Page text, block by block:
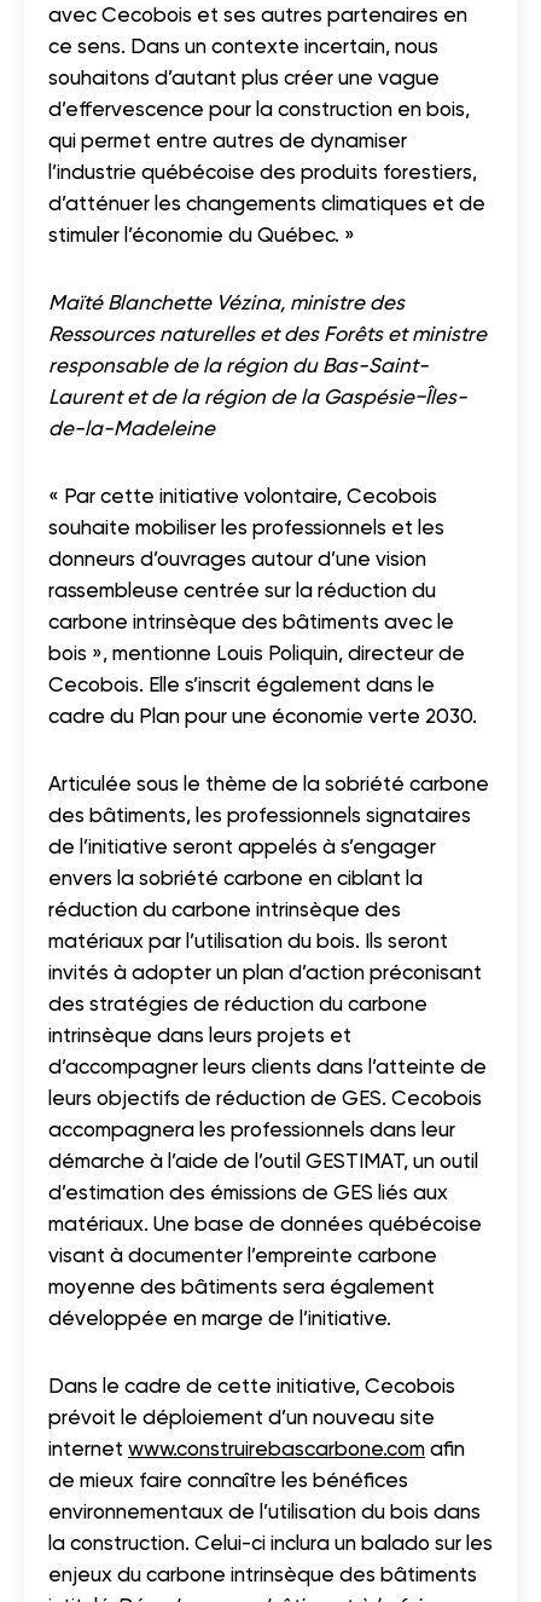
avec Cecobois et ses autres partenaires en
ce sens. Dans un contexte incertain, nous
souhaitons d’autant plus créer une vague
d’effervescence pour la construction en bois,
qui permet entre autres de dynamiser
l’industrie québécoise des produits forestiers,
d’atténuer les changements climatiques et de
stimuler l’économie du Québec. »
Maïté Blanchette Vézina, ministre des
Ressources naturelles et des Forêts et ministre
responsable de la région du Bas-Saint-
Laurent et de la région de la Gaspésie−Îles-
de-la-Madeleine
« Par cette initiative volontaire, Cecobois
souhaite mobiliser les professionnels et les
donneurs d’ouvrages autour d’une vision
rassembleuse centrée sur la réduction du
carbone intrinsèque des bâtiments avec le
bois », mentionne Louis Poliquin, directeur de
Cecobois. Elle s’inscrit également dans le
cadre du Plan pour une économie verte 2030.
Articulée sous le thème de la sobriété carbone
des bâtiments, les professionnels signataires
de l’initiative seront appelés à s’engager
envers la sobriété carbone en ciblant la
réduction du carbone intrinsèque des
matériaux par l’utilisation du bois. Ils seront
invités à adopter un plan d’action préconisant
des stratégies de réduction du carbone
intrinsèque dans leurs projets et
d’accompagner leurs clients dans l’atteinte de
leurs objectifs de réduction de GES. Cecobois
accompagnera les professionnels dans leur
démarche à l’aide de l’outil GESTIMAT, un outil
d’estimation des émissions de GES liés aux
matériaux. Une base de données québécoise
visant à documenter l’empreinte carbone
moyenne des bâtiments sera également
développée en marge de l’initiative.
Dans le cadre de cette initiative, Cecobois
prévoit le déploiement d’un nouveau site
internet www.construirebascarbone.com afin
de mieux faire connaître les bénéfices
environnementaux de l’utilisation du bois dans
la construction. Celui-ci inclura un balado sur les
enjeux du carbone intrinsèque des bâtiments